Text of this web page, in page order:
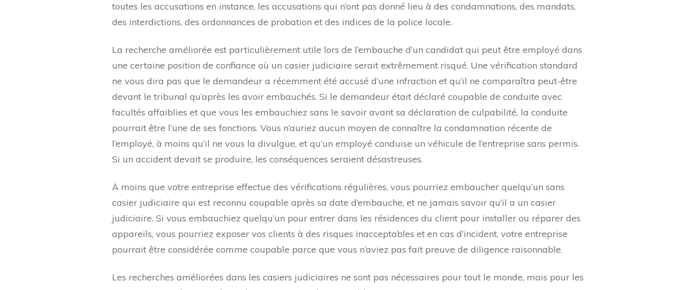
toutes les accusations en instance, les accusations qui n’ont pas donné lieu à des condamnations, des mandats,
des interdictions, des ordonnances de probation et des indices de la police locale.
La recherche améliorée est particulièrement utile lors de l’embauche d’un candidat qui peut être employé dans
une certaine position de confiance où un casier judiciaire serait extrêmement risqué. Une vérification standard
ne vous dira pas que le demandeur a récemment été accusé d’une infraction et qu’il ne comparaîtra peut-être
devant le tribunal qu’après les avoir embauchés. Si le demandeur était déclaré coupable de conduite avec
facultés affaiblies et que vous les embauchiez sans le savoir avant sa déclaration de culpabilité, la conduite
pourrait être l’une de ses fonctions. Vous n’auriez aucun moyen de connaître la condamnation récente de
l’employé, à moins qu’il ne vous la divulgue, et qu’un employé conduise un véhicule de l’entreprise sans permis.
Si un accident devait se produire, les conséquences seraient désastreuses.
À moins que votre entreprise effectue des vérifications régulières, vous pourriez embaucher quelqu’un sans
casier judiciaire qui est reconnu coupable après sa date d’embauche, et ne jamais savoir qu’il a un casier
judiciaire. Si vous embauchiez quelqu’un pour entrer dans les résidences du client pour installer ou réparer des
appareils, vous pourriez exposer vos clients à des risques inacceptables et en cas d’incident, votre entreprise
pourrait être considérée comme coupable parce que vous n’aviez pas fait preuve de diligence raisonnable.
Les recherches améliorées dans les casiers judiciaires ne sont pas nécessaires pour tout le monde, mais pour les